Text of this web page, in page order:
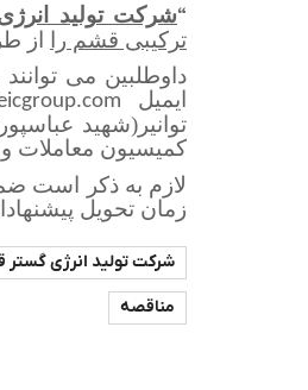
“شرکت تولید
ترکیبی قشم را از
داوطلبین می
ایمیل
کمیسیون معاملات و شماره
لازم به ذکر است
زمان تحویل
شرکت تولید انرژی
مناقصه